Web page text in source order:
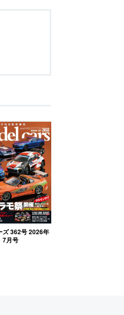
ズ 362号 2026年
7月号